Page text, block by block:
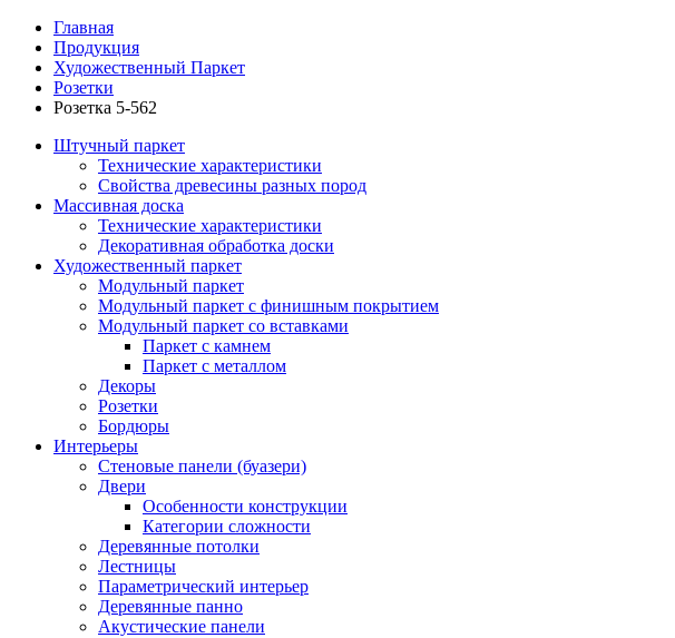
Главная
Продукция
Художественный Паркет
Розетки
Розетка 5-562
Штучный паркет
Технические характеристики
Свойства древесины разных пород
Массивная доска
Технические характеристики
Декоративная обработка доски
Художественный паркет
Модульный паркет
Модульный паркет с финишным покрытием
Модульный паркет со вставками
Паркет с камнем
Паркет с металлом
Декоры
Розетки
Бордюры
Интерьеры
Стеновые панели (буазери)
Двери
Особенности конструкции
Категории сложности
Деревянные потолки
Лестницы
Параметрический интерьер
Деревянные панно
Акустические панели